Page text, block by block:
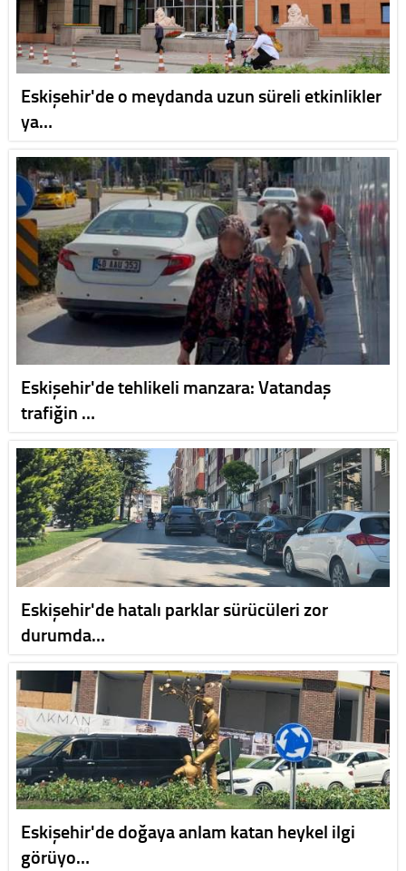
Eskişehir'de o meydanda uzun süreli etkinlikler
ya…
Eskişehir'de tehlikeli manzara: Vatandaş
trafiğin …
Eskişehir'de hatalı parklar sürücüleri zor
durumda…
Eskişehir'de doğaya anlam katan heykel ilgi
görüyo…